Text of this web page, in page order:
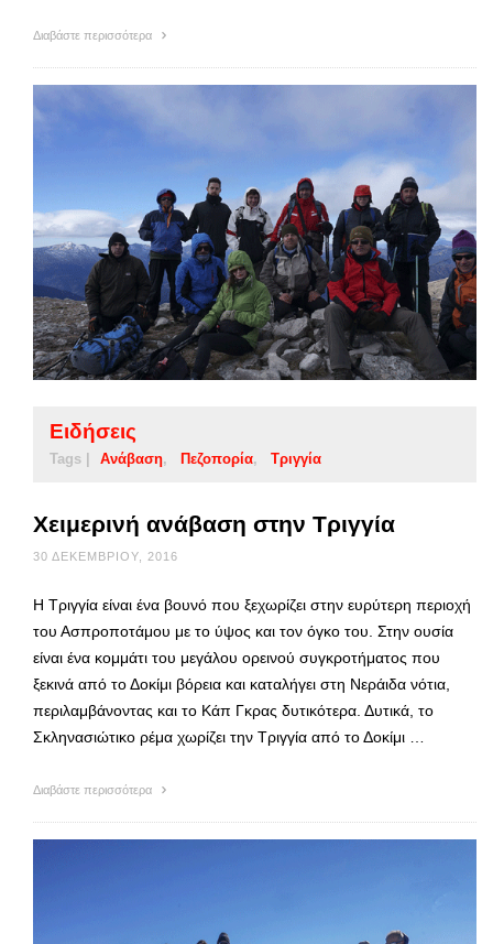
Διαβάστε περισσότερα
Ειδήσεις
Tags | Ανάβαση Πεζοπορία Τριγγία
Χειμερινή ανάβαση στην Τριγγία
30 ΔΕΚΕΜΒΡΊΟΥ, 2016
Η Τριγγία είναι ένα βουνό που ξεχωρίζει στην ευρύτερη περιοχή
του Ασπροποτάμου με το ύψος και τον όγκο του. Στην ουσία
είναι ένα κομμάτι του μεγάλου ορεινού συγκροτήματος που
ξεκινά από το Δοκίμι βόρεια και καταλήγει στη Νεράιδα νότια,
περιλαμβάνοντας και το Κάπ Γκρας δυτικότερα. Δυτικά, το
Σκληνασιώτικο ρέμα χωρίζει την Τριγγία από το Δοκίμι …
Διαβάστε περισσότερα